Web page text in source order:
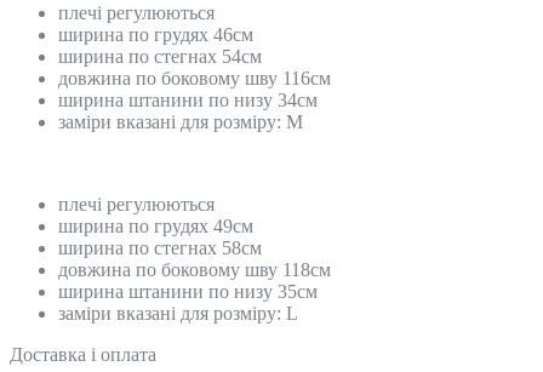
плечі регулюються
ширина по грудях 46см
ширина по стегнах 54см
довжина по боковому шву 116см
ширина штанини по низу 34см
заміри вказані для розміру: М
плечі регулюються
ширина по грудях 49см
ширина по стегнах 58см
довжина по боковому шву 118см
ширина штанини по низу 35см
заміри вказані для розміру: L
Доставка і оплата